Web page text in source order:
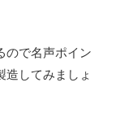
ので名声ポイン
造してみましょ